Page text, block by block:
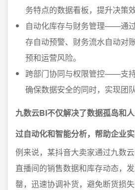
务特点的数据看板，提升决策效
自动化库存与财务管理——通
存自动预警、财务流水自动对
预和运营风险。
跨部门协同与权限管控——支持
确保数据安全的同时，实现团
九数云BI不仅解决了数据孤岛和
过自动化和智能分析，帮助企业实
例来说，某抖音大卖家通过九数
直播间的销售数据和库存动态，
罄，迅速协调补货，避免断货损